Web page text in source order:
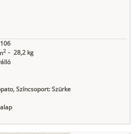
2 - 28,2 kg
Színcsoport: Szürke